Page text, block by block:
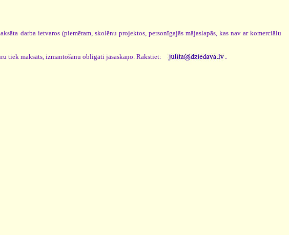
darba ietvaros (piemēram, skolēnu projektos, personīgajās mājaslapās, kas nav ar komerciālu
tiek maksāts, izmantošanu obligāti jāsaskaņo. Rakstiet: .